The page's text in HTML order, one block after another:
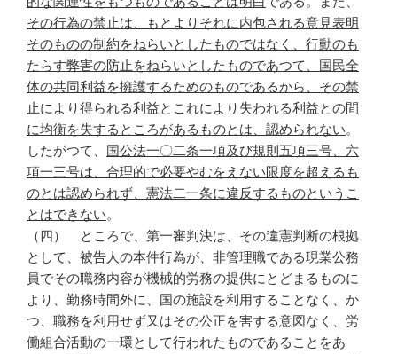
その行為の禁止は、もとよりそれに内包される意見表明
そのものの制約をねらいとしたものではなく、行動のも
たらす弊害の防止をねらいとしたものであつて、国民全
体の共同利益を擁護するためのものであるから、その禁
止により得られる利益とこれにより失われる利益との間
に均衡を失するところがあるものとは、認められない。
したがつて、 国公法一〇二条一項及び規則五項三号、六
項一三号は、合理的で必要やむをえない限度を超えるも
のとは認められず、憲法二一条に違反するものというこ
とはできない。
（四） ところで、第一審判決は、その違憲判断の根拠
として、被告人の本件行為が、非管理職である現業公務
員でその職務内容が機械的労務の提供にとどまるものに
より、勤務時間外に、国の施設を利用することなく、か
つ、職務を利用せず又はその公正を害する意図なく、労
働組合活動の一環として行われたものであることをあ